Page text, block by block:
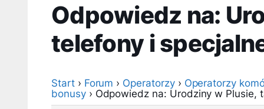
Odpowiedz na:
telefony i
Start › Forum › Operatorzy › Operatorzy
bonusy › Odpowiedz na: Urodziny w Plusie,